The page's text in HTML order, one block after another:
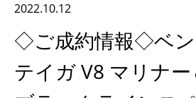
2022.10.12
◇ご成約情報◇ベン
テイガ V8 マリナ